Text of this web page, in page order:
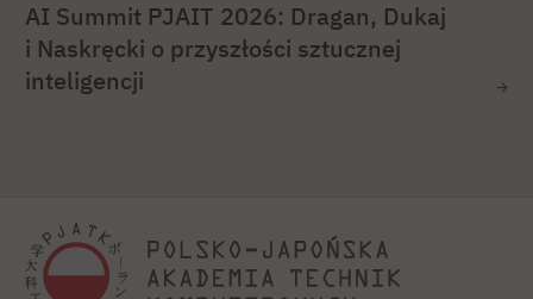
AI Summit PJAIT 2026: Dragan, Dukaj
i Naskręcki o przyszłości sztucznej
inteligencji